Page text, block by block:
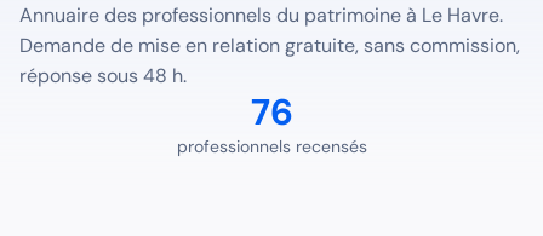
Trouver le bon expert pour votre situation àLe Havre
Voir tous les professionnels recensés en France
Annuaire des professionnels du patrimoine à Le Havre.
Demande de mise en relation gratuite, sans commission,
réponse sous 48 h.
76
professionnels recensés